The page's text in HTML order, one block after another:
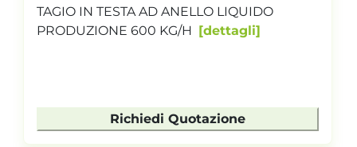
TAGIO IN TESTA AD ANELLO LIQUIDO
PRODUZIONE 600 KG/H
dettagli
Richiedi Quotazione